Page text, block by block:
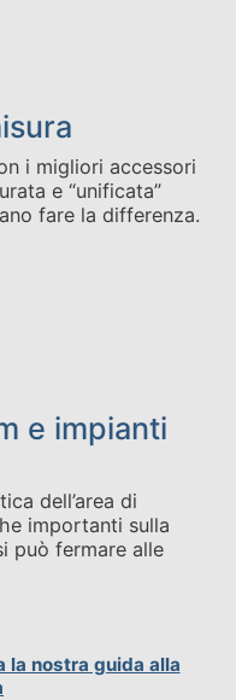
i migliori accessori
e “unificata”
fare la differenza.
e impianti
dell’area di
importanti sulla
può fermare alle
la nostra guida alla